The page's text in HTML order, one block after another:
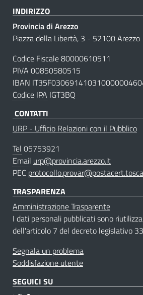
INDIRIZZO
Provincia di Arezzo
Piazza della Libertà, 3 - 52100 Arezzo
Codice Fiscale 80000610511
PIVA 00850580515
IBAN
Codice IPA IGT3BQ
CONTATTI
URP - Ufficio Relazioni con il Pubblico
Tel 05753921
Email urp@provincia.arezzo.it
PEC
TRASPARENZA
Amministrazione Trasparente
I dati personali pubblicati sono
dell'articolo 7 del decreto legislativo
Segnala un problema
Soddisfazione utente
SEGUICI SU